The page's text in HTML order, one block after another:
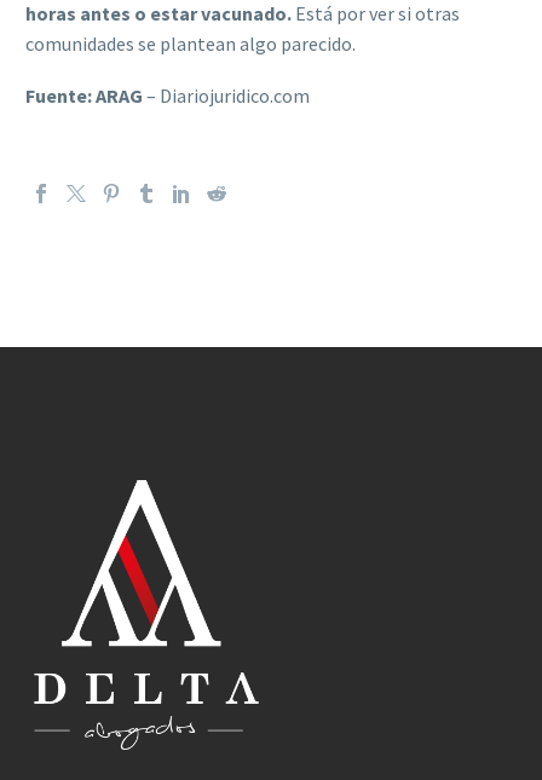
horas antes o estar vacunado. Está por ver si otras
comunidades se plantean algo parecido.
Fuente: ARAG – Diariojuridico.com